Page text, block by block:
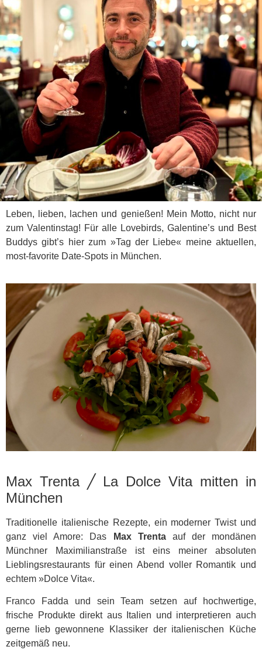
Leben, lieben, lachen und genießen! Mein Motto, nicht nur
zum Valentinstag! Für alle Lovebirds, Galentine’s und Best
Buddys gibt’s hier zum »Tag der Liebe« meine aktuellen,
most-favorite Date-Spots in München.
Max Trenta ╱ La Dolce Vita mitten in
München
Traditionelle italienische Rezepte, ein moderner Twist und
ganz viel Amore: Das
Max Trentaauf der mondänen
Münchner Maximilianstraße ist eins meiner absoluten
Lieblingsrestaurants für einen Abend voller Romantik und
echtem »Dolce Vita«.
Franco Fadda und sein Team setzen auf hochwertige,
frische Produkte direkt aus Italien und interpretieren auch
gerne lieb gewonnene Klassiker der italienischen Küche
zeitgemäß neu.